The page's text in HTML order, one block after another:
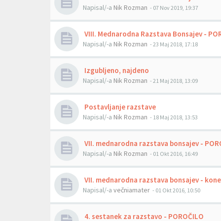
Napisal/-a Nik Rozman - 07 Nov 2019, 19:37
VIII. Mednarodna Razstava Bonsajev -
Napisal/-a Nik Rozman - 23 Maj 2018, 17:18
Izgubljeno, najdeno
Napisal/-a Nik Rozman - 21 Maj 2018, 13:09
Postavljanje razstave
Napisal/-a Nik Rozman - 18 Maj 2018, 13:53
VII. mednarodna razstava bonsajev -
Napisal/-a Nik Rozman - 01 Okt 2016, 16:49
VII. mednarodna razstava bonsajev -
Napisal/-a večniamater - 01 Okt 2016, 10:50
4. sestanek za razstavo - POROČILO